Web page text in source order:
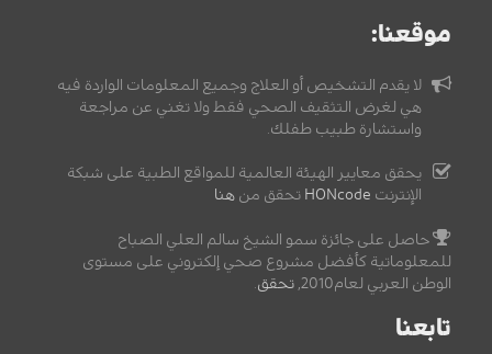
موقعنا:
لا يقدم التشخيص أو العلاج وجميع المعلومات الواردة فيه
هي لغرض التثقيف الصحي فقط ولا تغني عن مراجعة
واستشارة طبيب طفلك.
يحقق معايير الهيئة العالمية للمواقع الطبية على شبكة
الإنترنت HONcode تحقق من هنا
حاصل على جائزة سمو الشيخ سالم العلي الصباح
للمعلوماتية كأفضل مشروع صحي إلكتروني على مستوى
الوطن العربي لعام2010,
تحقق.
تابعنا